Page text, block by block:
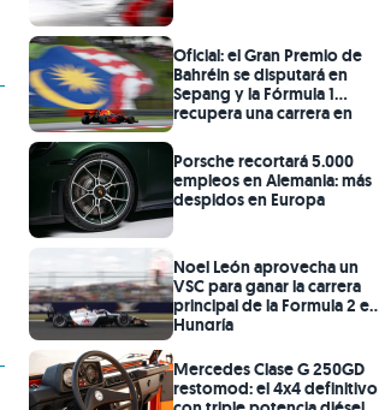
Oficial: el Gran Premio de
Bahréin se disputará en
Sepang y la Fórmula 1
recupera una carrera en
Porsche recortará 5.000
empleos en Alemania: más
despidos en Europa
Noel León aprovecha un
VSC para ganar la carrera
principal de la Formula 2 en
Hungría
Mercedes Clase G 250GD
restomod: el 4x4 definitivo